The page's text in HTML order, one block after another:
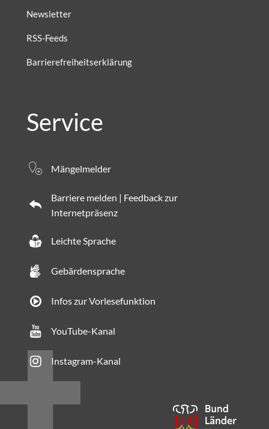
Newsletter
RSS-Feeds
Barrierefreiheitserklärung
Service
Mängelmelder
Barriere melden | Feedback zur
Internetpräsenz
Leichte Sprache
Gebärdensprache
Infos zur Vorlesefunktion
YouTube-Kanal
Instagram-Kanal